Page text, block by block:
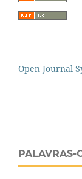
Open Journal
PALAVRAS-